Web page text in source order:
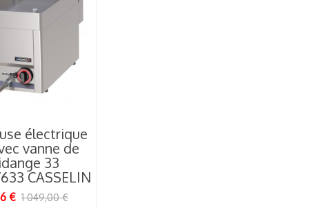
électrique
vanne de
33
CASSELIN
€ 1 049,00 €